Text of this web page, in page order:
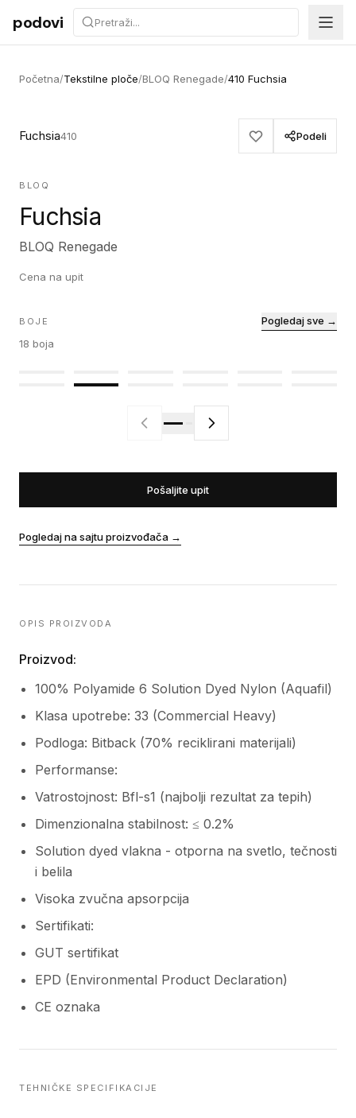
Preskoči na sadržaj
podovi
Početna/Tekstilne ploče/BLOQ Renegade/410 Fuchsia
Fuchsia410 Podeli
BLOQ
Fuchsia
BLOQ Renegade
Cena na upit
BOJE
18 boja
Pogledaj sve →
Pošaljite upit
Pogledaj na sajtu proizvođača →
OPIS PROIZVODA
Proizvod:
100% Polyamide 6 Solution Dyed Nylon (Aquafil)
Klasa upotrebe: 33 (Commercial Heavy)
Podloga: Bitback (70% reciklirani materijali)
Performanse:
Vatrostojnost: Bfl-s1 (najbolji rezultat za tepih)
Dimenzionalna stabilnost: ≤ 0.2%
Solution dyed vlakna - otporna na svetlo, tečnosti
i belila
Visoka zvučna apsorpcija
Sertifikati:
GUT sertifikat
EPD (Environmental Product Declaration)
CE oznaka
TEHNIČKE SPECIFIKACIJE